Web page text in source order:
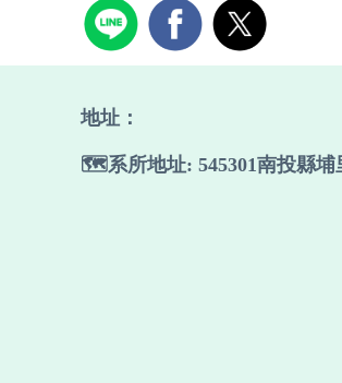
地址：
🗺️系所地址: 545301南投縣埔